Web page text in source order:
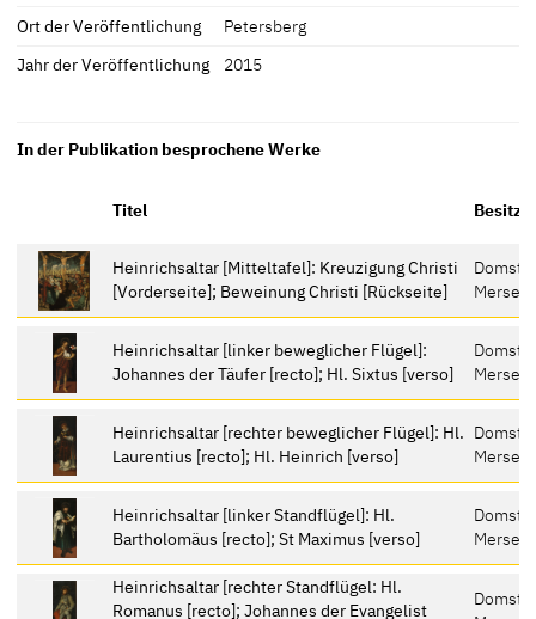
Ort der Veröffentlichung
Petersberg
Jahr der Veröffentlichung
2015
In der Publikation besprochene Werke
Titel
Heinrichsaltar [Mitteltafel]: Kreuzigung Christi
[Vorderseite]; Beweinung Christi [Rückseite]
Heinrichsaltar [linker beweglicher Flügel]:
Johannes der Täufer [recto]; Hl. Sixtus [verso]
Heinrichsaltar [rechter beweglicher Flügel]: Hl.
Laurentius [recto]; Hl. Heinrich [verso]
Heinrichsaltar [linker Standflügel]: Hl.
Bartholomäus [recto]; St Maximus [verso]
Heinrichsaltar [rechter Standflügel: Hl.
Romanus [recto]; Johannes der Evangelist